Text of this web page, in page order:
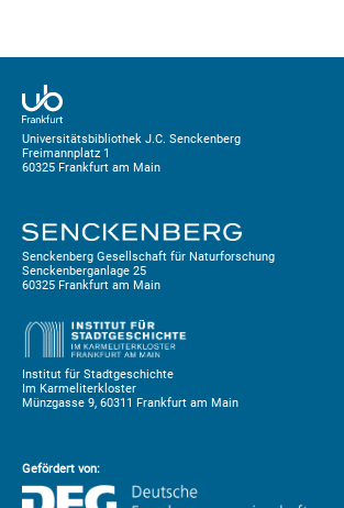
Universitätsbibliothek J.C. Senckenberg
Freimannplatz 1
60325 Frankfurt am Main
Senckenberg Gesellschaft für Naturforschung
Senckenberganlage 25
60325 Frankfurt am Main
Institut für Stadtgeschichte
Im Karmeliterkloster
Münzgasse 9, 60311 Frankfurt am Main
Gefördert von: